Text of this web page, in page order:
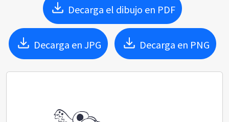
Decarga el dibujo en PDF
Decarga en JPG Decarga en PNG